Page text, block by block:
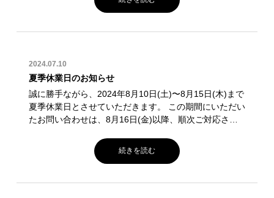
きますようお願い申し上げます。
2024.07.10
夏季休業日のお知らせ
誠に勝手ながら、2024年8月10日(土)〜8月15日(木)まで
夏季休業日とさせていただきます。 この期間にいただい
たお問い合わせは、8月16日(金)以降、順次ご対応させ
何卒ご理解・ご協力をいただけますようお願い申し上げ
続きを読む